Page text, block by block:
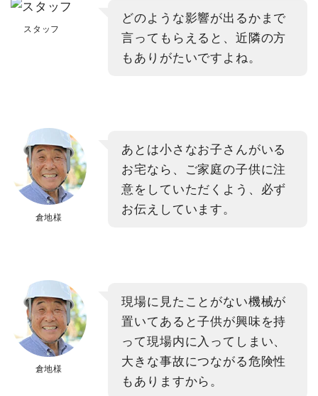
スタッフ
どのような影響が出るかまで
言ってもらえると、近隣の方
もありがたいですよね。
倉地様
あとは小さなお子さんがいる
お宅なら、ご家庭の子供に注
意をしていただくよう、必ず
お伝えしています。
倉地様
現場に見たことがない機械が
置いてあると子供が興味を持
って現場内に入ってしまい、
大きな事故につながる危険性
もありますから。